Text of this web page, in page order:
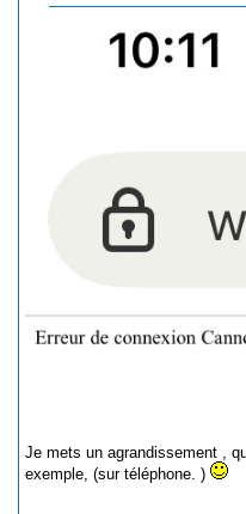
Je mets un agrandissement ,
exemple, (sur téléphone. )